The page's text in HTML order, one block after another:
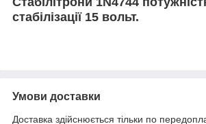
стабілізації 15 вольт.
Умови доставки
Доставка здійснюється тільки по